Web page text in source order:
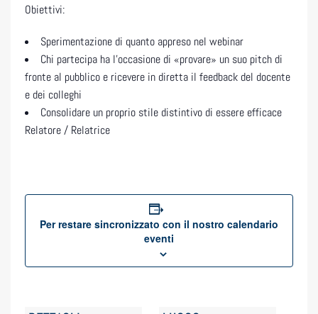
Obiettivi:
Sperimentazione di quanto appreso nel webinar
Chi partecipa ha l’occasione di «provare» un suo pitch di
fronte al pubblico e ricevere in diretta il feedback del docente
e dei colleghi
Consolidare un proprio stile distintivo di essere efficace
Relatore / Relatrice
Per restare sincronizzato con il nostro calendario
eventi